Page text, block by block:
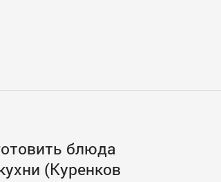
блюда
(Куренков